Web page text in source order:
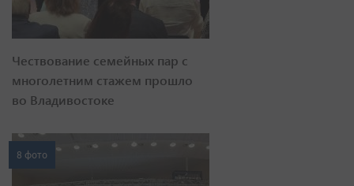
Чествование семейных пар с
многолетним стажем прошло
во Владивостоке
8 фото